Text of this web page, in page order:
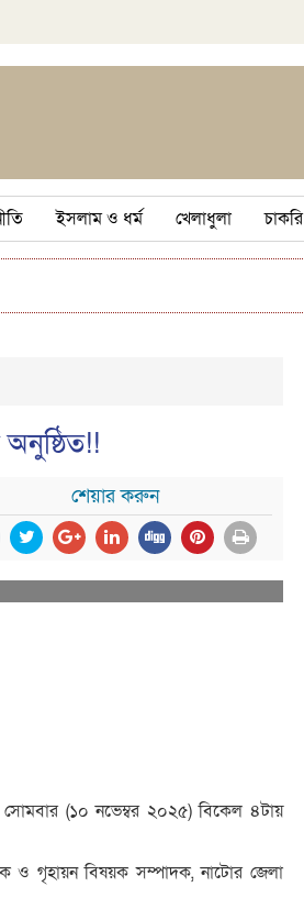
ইসলাম ও ধর্ম খেলাধুলা চাকরি
শেয়ার করুন
সোমবার (১০ নভেম্বর ২০২৫) বিকেল ৪টায়
ও গৃহায়ন বিষয়ক সম্পাদক, নাটোর জেলা